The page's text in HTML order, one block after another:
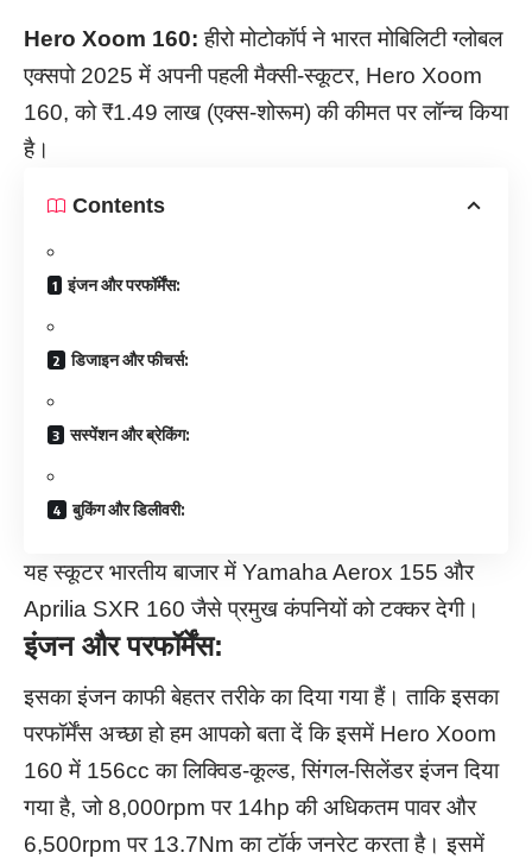
Hero Xoom 160:हीरो मोटोकॉर्प ने भारत मोबिलिटी ग्लोबल
एक्सपो 2025 में अपनी पहली मैक्सी-स्कूटर, Hero Xoom
160, को ₹1.49 लाख (एक्स-शोरूम) की कीमत पर लॉन्च किया
है।
Contents
इंजन और परफॉर्मेंस:
डिजाइन और फीचर्स:
सस्पेंशन और ब्रेकिंग:
बुकिंग और डिलीवरी:
यह स्कूटर भारतीय बाजार में Yamaha Aerox 155 और
Aprilia SXR 160 जैसे प्रमुख कंपनियों को टक्कर देगी।
इंजन और परफॉर्मेंस:
इसका इंजन काफी बेहतर तरीके का दिया गया हैं। ताकि इसका
परफॉर्मेंस अच्छा हो हम आपको बता दें कि इसमें Hero Xoom
160 में 156cc का लिक्विड-कूल्ड, सिंगल-सिलेंडर इंजन दिया
गया है, जो 8,000rpm पर 14hp की अधिकतम पावर और
6,500rpm पर 13.7Nm का टॉर्क जनरेट करता है। इसमें